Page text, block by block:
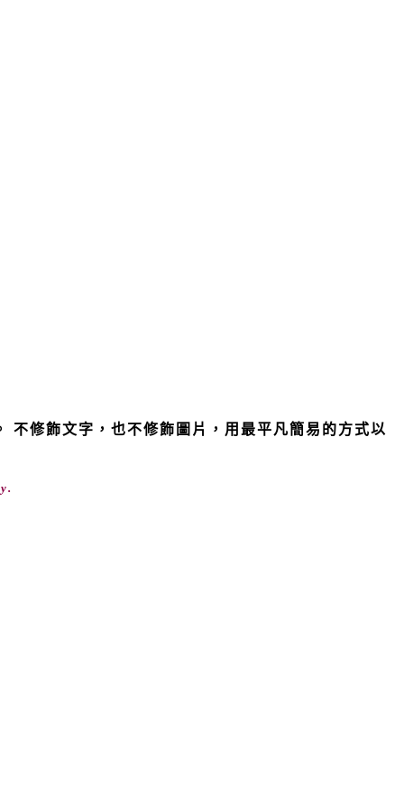
修飾文字，也不修飾圖片，用最平凡簡易的方式以